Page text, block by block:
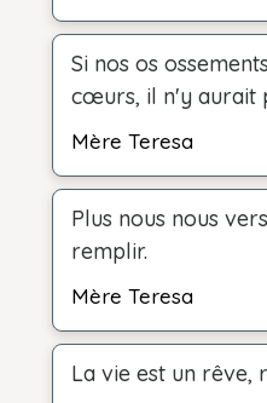
Si nos os
cœurs, il n'y aurait
Mère Teresa
Plus nous nous
remplir.
Mère Teresa
La vie est un rêve,